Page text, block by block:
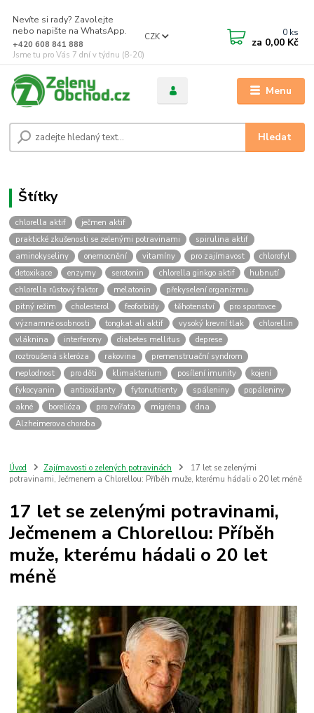
Menu
CZK
Hledat
Nevíte si rady? Zavolejte
nebo napište na WhatsApp.
+420 608 841 888
Jsme tu pro Vás 7 dní v týdnu (8-20)
0 ks
za 0,00 Kč
chlorella aktif
ječmen aktif
praktické zkušenosti se zelenými potravinami
spirulina aktif
aminokyseliny
onemocnění vitamíny pro zajímavost
chlorofyl
detoxikace
enzymy serotonin chlorella ginkgo aktif
hubnutí
chlorella růstový faktor
melatonin
překyselení organizmu
pitný režim
cholesterol feoforbidy těhotenství
pro sportovce
významné osobnosti
tongkat ali aktif vysoký krevní tlak
chlorellin
vláknina
interferony diabetes mellitus
deprese
roztroušená skleróza
rakovina
premenstruační syndrom
neplodnost
pro děti klimakterium posílení imunity
kojení
fykocyanin
antioxidanty fytonutrienty spáleniny
popáleniny
akné
borelióza pro zvířata migréna
dna
Alzheimerova choroba
Úvod Zajímavosti o zelených potravinách
17 let se zelenými
potravinami, Ječmenem a Chlorellou: Příběh muže, kterému hádali o 20 let méně
17 let se zelenými potravinami,
Ječmenem a Chlorellou: Příběh
muže, kterému hádali o 20 let
méně